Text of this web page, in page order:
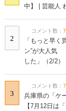
中】 | 芸能人
2
コメント数： 7
「もっと早
ン”が大人気
した」（2/2
3
コメント数： 7
兵庫県の「ケ
【7月12日は